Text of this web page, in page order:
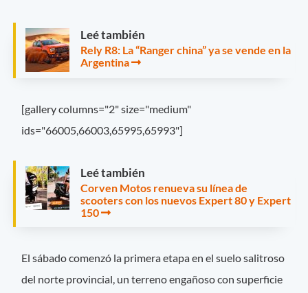
Leé también
Rely R8: La “Ranger china” ya se vende en la
Argentina
[gallery columns="2" size="medium"
ids="66005,66003,65995,65993"]
Leé también
Corven Motos renueva su línea de
scooters con los nuevos Expert 80 y Expert
150
El sábado comenzó la primera etapa en el suelo salitroso
del norte provincial, un terreno engañoso con superficie